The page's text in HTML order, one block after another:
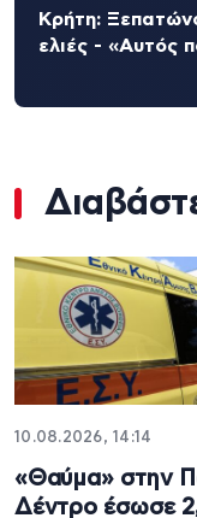
Κρήτη:
ελιές - «Αυτός
10.08.2026, 14:14
«Θαύμα» στην
Δέντρο έσωσε